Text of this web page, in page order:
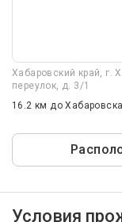
Хабаровский край, г.
переулок, д. 3/1
16.2 кмдо Хабаровска
Условия